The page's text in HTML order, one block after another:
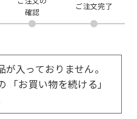
確認
ご注文完了
入っておりません。
「お買い物を続ける」